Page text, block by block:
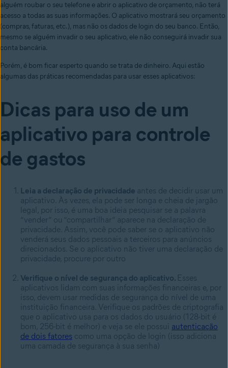
alguém roubar o seu telefone e abrir o aplicativo de orçamento, não terá
acesso a todas as suas informações. O aplicativo mostrará seu orçamento
(compras, faturas, etc.), mas não os dados de login do seu banco. Então,
mesmo se alguém invadir o seu aplicativo, ele não conseguirá invadir sua
conta bancária.
Porém, é bom ficar esperto quando se trata de dinheiro. Aqui estão
algumas das práticas recomendadas para usar esses aplicativos:
Dicas para uso de um
aplicativo para controle
de gastos
Leia a declaração de privacidade antes de decidir usar um
aplicativo. Às vezes, ela pode ser longa e cheia de jargão
legal, por isso, é uma boa ideia pesquisar se a palavra
“vender” ou “compartilhar” aparece na declaração de
privacidade. Assim, você pode saber se o aplicativo não
venderá seus dados pessoais a terceiros para anúncios
direcionados. Se o aplicativo não tiver uma declaração de
privacidade, procure por outro
Verifique o nível de segurança do aplicativo. Esses
aplicativos lidam com suas informações financeiras e, por
isso, devem usar medidas de segurança do nível de uma
instituição financeira. Verifique os padrões de criptografia
que o aplicativo usa para os dados do usuário (128-bit é
bom, 256-bit é melhor) e veja se ele possui autenticação
de dois fatores como uma opção de login (isso adiciona
uma camada de segurança à sua senha)